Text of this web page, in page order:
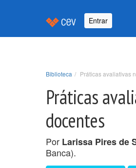
Entrar
Biblioteca Práticas avaliativas
Práticas
docentes
Por Larissa Pires de
Banca).